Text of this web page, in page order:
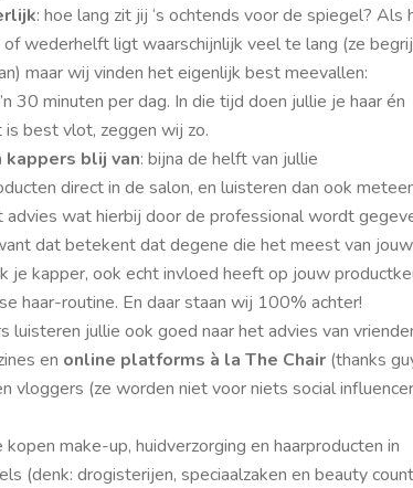
: hoe lang zit jij ‘s ochtends voor de spiegel? Als
of wederhelft ligt waarschijnlijk veel te lang (ze
maar wij vinden het eigenlijk best meevallen:
30 minuten per dag. In die tijd doen jullie je haar én
best vlot, zeggen wij zo.
kappers blij van: bijna de helft van jullie
direct in de salon, en luisteren dan ook
advies wat hierbij door de professional wordt
dat betekent dat degene die het meest van
je kapper, ook echt invloed heeft op jouw
haar-routine. En daar staan wij 100% achter!
luisteren jullie ook goed naar het advies van
en online platforms à la The Chair (thanks
vloggers (ze worden niet voor niets social
make-up, huidverzorging en haarproducten in
(denk: drogisterijen, speciaalzaken en beauty